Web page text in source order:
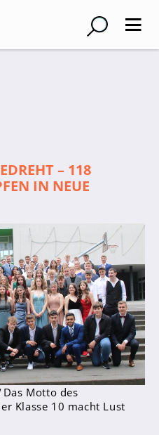
– 118
IN NEUE
Das Motto des
Klasse 10 macht Lust